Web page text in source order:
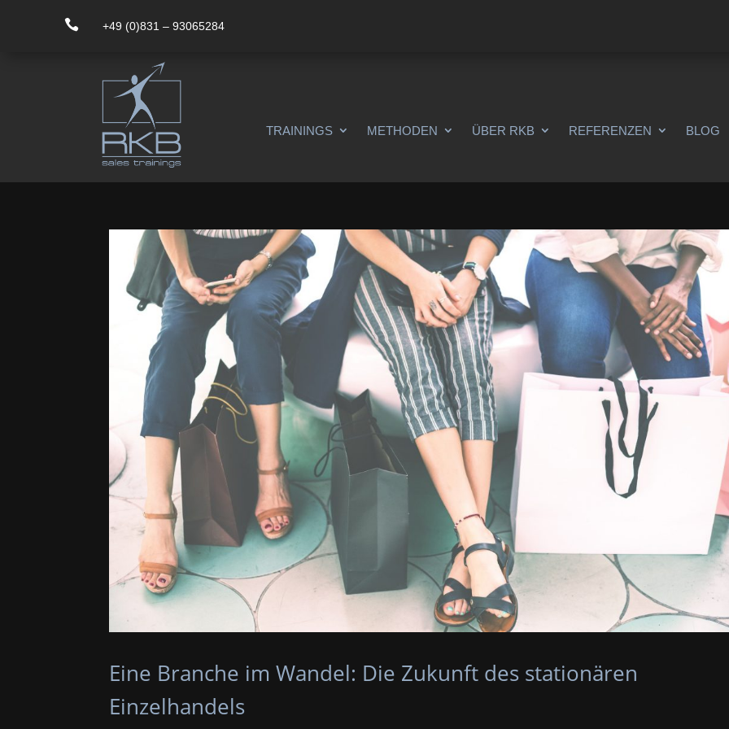
 +49 (0)831 – 93065284
TRAININGS METHODEN ÜBER RKB REFERENZEN BLOG
Eine Branche im Wandel: Die Zukunft des stationären
Einzelhandels